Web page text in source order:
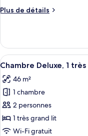
chambre :
très
grand
lit
Plus de détails
Plus
le
type
de
Chambre,
très
grand
lit
Afficher
toutes
les
photos
pour
ce
type
4
Chambre Deluxe, 1
46 m²
1 chambre
2 personnes
1 très grand lit
Wi-Fi gratuit